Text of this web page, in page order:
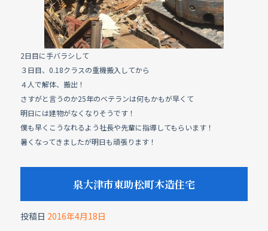
2日目に手バラシして
３日目、0.18クラスの重機搬入してから
４人で解体、搬出！
さすがと言うのか25年のベテランは何もかもが早くて
明日には建物がなくなりそうです！
僕も早くこうなれるよう社長や先輩に指導してもらいます！
暑くなってきましたが明日も頑張ります！
泉大津市東助松町木造住宅
投稿日 2016年4月18日